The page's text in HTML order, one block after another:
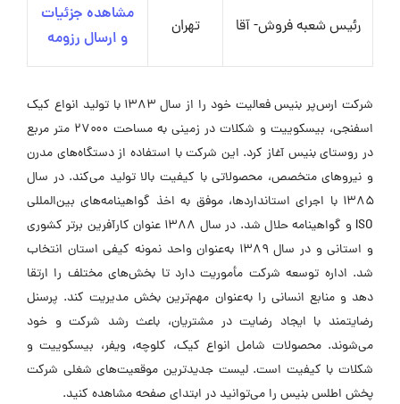
رئیس شعبه فروش- آقا تهران
مشاهده جزئیات
و ارسال رزومه
شرکت ارس‌پر بنیس فعالیت خود را از سال ۱۳۸۳ با تولید انواع کیک
اسفنجی، بیسکوییت و شکلات در زمینی به مساحت ۲۷۰۰۰ متر مربع
در روستای بنیس آغاز کرد. این شرکت با استفاده از دستگاه‌های مدرن
و نیروهای متخصص، محصولاتی با کیفیت بالا تولید می‌کند. در سال
۱۳۸۵ با اجرای استانداردها، موفق به اخذ گواهینامه‌های بین‌المللی
ISO و گواهینامه حلال شد. در سال ۱۳۸۸ عنوان کارآفرین برتر کشوری
و استانی و در سال ۱۳۸۹ به‌عنوان واحد نمونه کیفی استان انتخاب
شد. اداره توسعه شرکت مأموریت دارد تا بخش‌های مختلف را ارتقا
دهد و منابع انسانی را به‌عنوان مهم‌ترین بخش مدیریت کند. پرسنل
رضایتمند با ایجاد رضایت در مشتریان، باعث رشد شرکت و خود
می‌شوند. محصولات شامل انواع کیک، کلوچه، ویفر، بیسکوییت و
شکلات با کیفیت است. لیست جدیدترین موقعیت‌های شغلی شرکت
پخش اطلس بنیس را می‌توانید در ابتدای صفحه مشاهده کنید.